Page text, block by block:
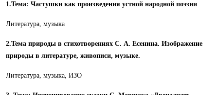
1.Тема: Частушки как произведения устной народной поэзии
Литература, музыка
2.Тема природы в стихотворениях С. А. Есенина. Изображение
природы в литературе, живописи, музыке.
Литература, музыка, ИЗО